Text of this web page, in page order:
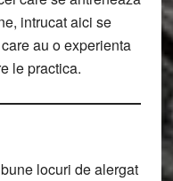
intrucat aici se
au o experienta
le practica.
locuri de alergat